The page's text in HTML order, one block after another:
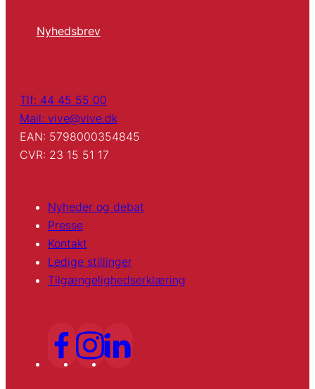
Nyhedsbrev
Tlf: 44 45 55 00
Mail: vive@vive.dk
EAN: 5798000354845
CVR: 23 15 51 17
Nyheder og debat
Presse
Kontakt
Ledige stillinger
Tilgængelighedserklæring